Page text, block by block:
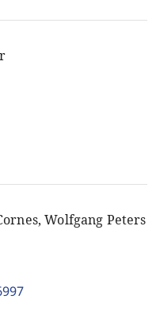
Wolfgang Peters